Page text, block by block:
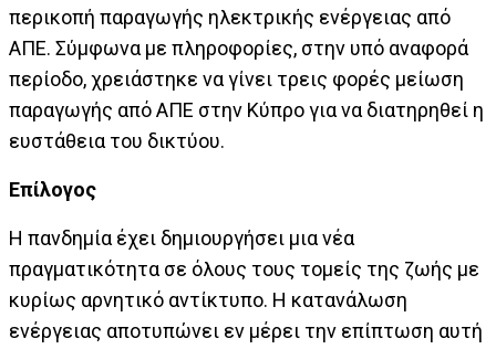
περικοπή παραγωγής ηλεκτρικής ενέργειας από
ΑΠΕ. Σύμφωνα με πληροφορίες, στην υπό αναφορά
περίοδο, χρειάστηκε να γίνει τρεις φορές μείωση
παραγωγής από ΑΠΕ στην Κύπρο για να διατηρηθεί η
ευστάθεια του δικτύου.
Επίλογος
Η πανδημία έχει δημιουργήσει μια νέα
πραγματικότητα σε όλους τους τομείς της ζωής με
κυρίως αρνητικό αντίκτυπο. Η κατανάλωση
ενέργειας αποτυπώνει εν μέρει την επίπτωση αυτή